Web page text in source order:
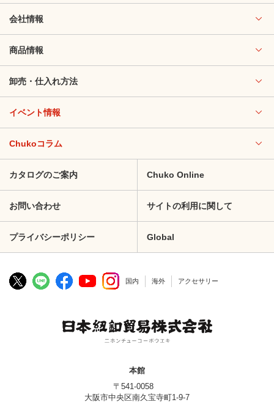
会社情報
商品情報
卸売・仕入れ方法
イベント情報
Chukoコラム
カタログのご案内 Chuko Online
お問い合わせ サイトの利用に関して
プライバシーポリシー Global
国内 海外 アクセサリー
本館
〒541-0058
大阪市中央区南久宝寺町1-9-7